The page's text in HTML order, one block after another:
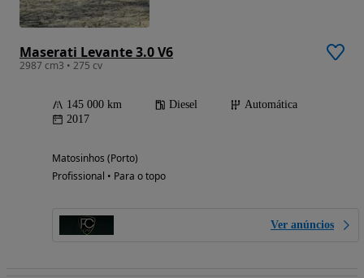
Maserati Levante 3.0 V6
2987 cm3 • 275 cv
145 000 km Diesel
Automática
2017
Matosinhos (Porto)
Profissional • Para o topo
Ver anúncios